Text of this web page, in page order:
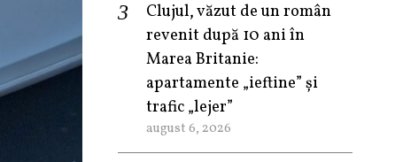
Clujul, văzut de un român
revenit după 10 ani în
Marea Britanie:
apartamente „ieftine” și
trafic „lejer”
august 6, 2026